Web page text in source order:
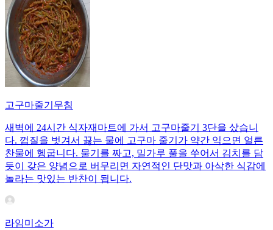
고구마줄기무침
새벽에 24시간 식자재마트에 가서 고구마줄기 3단을 샀습니
다. 껍질을 벗겨서 끓는 물에 고구마 줄기가 약간 익으면 얼른
찬물에 헹굽니다. 물기를 짜고, 밀가루 풀을 쑤어서 김치를 담
듯이 갖은 양념으로 버무리면 자연적인 단맛과 아삭한 식감에
놀라는 맛있는 반찬이 됩니다.
라임미소가